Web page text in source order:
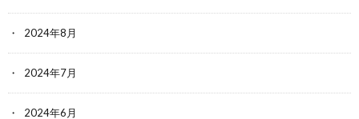
2024年8月
2024年7月
2024年6月